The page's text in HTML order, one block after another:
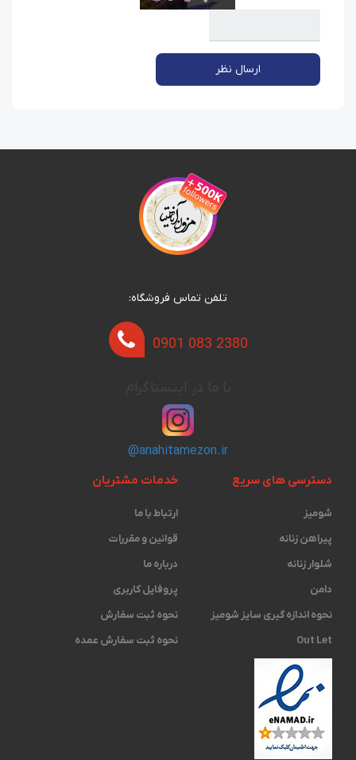
ارسال نظر
تلفن تماس فروشگاه:
0901 083 2380
@anahitamezon.ir
دسترسی های سریع
شومیز
پیراهن زنانه
شلوار زنانه
دامن
نحوه اندازه گیری ‫سایز شومیز
Out Let
خدمات مشتریان
ارتباط با ما
قوانین و مقررات
درباره ما
پروفایل کاربری
نحوه ثبت سفارش
نحوه ثبت سفارش عمده